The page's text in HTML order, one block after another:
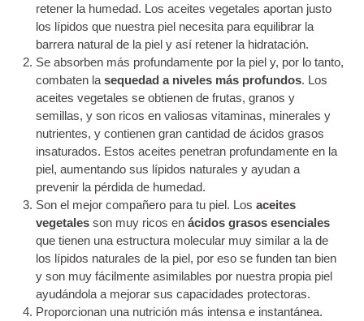
retener la humedad. Los aceites vegetales aportan justo
los lípidos que nuestra piel necesita para equilibrar la
barrera natural de la piel y así retener la hidratación.
Se absorben más profundamente por la piel y, por lo tanto,
combaten la sequedad a niveles más profundos. Los
aceites vegetales se obtienen de frutas, granos y
semillas, y son ricos en valiosas vitaminas, minerales y
nutrientes, y contienen gran cantidad de ácidos grasos
insaturados. Estos aceites penetran profundamente en la
piel, aumentando sus lípidos naturales y ayudan a
prevenir la pérdida de humedad.
Son el mejor compañero para tu piel. Los aceites
vegetales son muy ricos en ácidos grasos esenciales
que tienen una estructura molecular muy similar a la de
los lípidos naturales de la piel, por eso se funden tan bien
y son muy fácilmente asimilables por nuestra propia piel
ayudándola a mejorar sus capacidades protectoras.
Proporcionan una nutrición más intensa e instantánea.